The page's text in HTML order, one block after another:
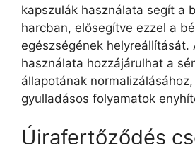
kapszulák használata segít a
harcban, elősegítve ezzel a
egészségének helyreállítását.
használata hozzájárulhat a
állapotának
gyulladásos folyamatok
Újrafertőződés